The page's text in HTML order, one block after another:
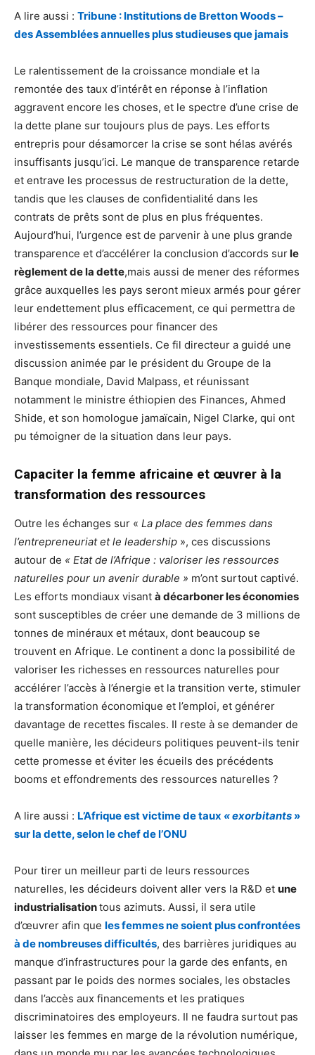
A lire aussi : Tribune : Institutions de Bretton Woods –
des Assemblées annuelles plus studieuses que jamais
Le ralentissement de la croissance mondiale et la
remontée des taux d’intérêt en réponse à l’inflation
aggravent encore les choses, et le spectre d’une crise de
la dette plane sur toujours plus de pays. Les efforts
entrepris pour désamorcer la crise se sont hélas avérés
insuffisants jusqu’ici. Le manque de transparence retarde
et entrave les processus de restructuration de la dette,
tandis que les clauses de confidentialité dans les
contrats de prêts sont de plus en plus fréquentes.
Aujourd’hui, l’urgence est de parvenir à une plus grande
transparence et d’accélérer la conclusion d’accords surle
règlement de la dette,mais aussi de mener des réformes
grâce auxquelles les pays seront mieux armés pour gérer
leur endettement plus efficacement, ce qui permettra de
libérer des ressources pour financer des
investissements essentiels. Ce fil directeur a guidé une
discussion animée par le président du Groupe de la
Banque mondiale, David Malpass, et réunissant
notamment le ministre éthiopien des Finances, Ahmed
Shide, et son homologue jamaïcain, Nigel Clarke, qui ont
pu témoigner de la situation dans leur pays.
Capaciter la femme africaine et œuvrer à la
transformation des ressources
Outre les échanges sur « La place des femmes dans
l’entrepreneuriat et le leadership », ces discussions
autour de « Etat de l’Afrique : valoriser les ressources
naturelles pour un avenir durable » m’ont surtout captivé.
Les efforts mondiaux visant à décarboner les économies
sont susceptibles de créer une demande de 3 millions de
tonnes de minéraux et métaux, dont beaucoup se
trouvent en Afrique. Le continent a donc la possibilité de
valoriser les richesses en ressources naturelles pour
accélérer l’accès à l’énergie et la transition verte, stimuler
la transformation économique et l’emploi, et générer
davantage de recettes fiscales. Il reste à se demander de
quelle manière, les décideurs politiques peuvent-ils tenir
cette promesse et éviter les écueils des précédents
booms et effondrements des ressources naturelles ?
A lire aussi : L’Afrique est victime de taux « exorbitants »
sur la dette, selon le chef de l’ONU
Pour tirer un meilleur parti de leurs ressources
naturelles, les décideurs doivent aller vers la R&D et une
industrialisationtous azimuts. Aussi, il sera utile
d’œuvrer afin que les femmes ne soient plus confrontées
à de nombreuses difficultés, des barrières juridiques au
manque d’infrastructures pour la garde des enfants, en
passant par le poids des normes sociales, les obstacles
dans l’accès aux financements et les pratiques
discriminatoires des employeurs. Il ne faudra surtout pas
laisser les femmes en marge de la révolution numérique,